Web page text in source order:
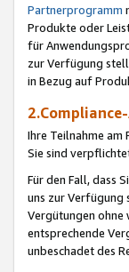
Partnerprogramm
Produkte oder
für
zur Verfügung
in Bezug auf
Ihre Teilnahme
Sie sind
Für den Fall, dass
uns zur Verfügung
Vergütungen ohne
entsprechende
unbeschadet des